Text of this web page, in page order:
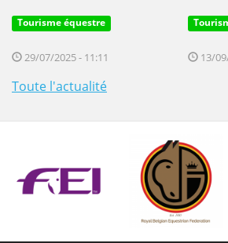
Tourisme équestre
29/07/2025 - 11:11 13/
Toute l'actualité